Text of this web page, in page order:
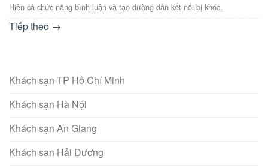
Hiện cả chức năng bình luận và tạo đường dẫn kết nối bị khóa.
Tiếp theo →
Khách sạn TP Hồ Chí Minh
Khách sạn Hà Nội
Khách sạn An Giang
Khách san Hải Dương